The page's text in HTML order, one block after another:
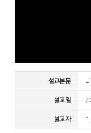
설교본문
설교일
설교자